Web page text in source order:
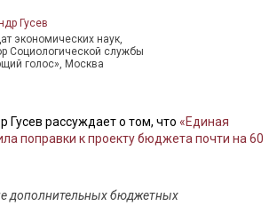
Гусев
экономических наук,
Социологической службы
голос», Москва
Гусев рассуждает о том, что «Единая
поправки к проекту бюджета почти на 60
дополнительных бюджетных